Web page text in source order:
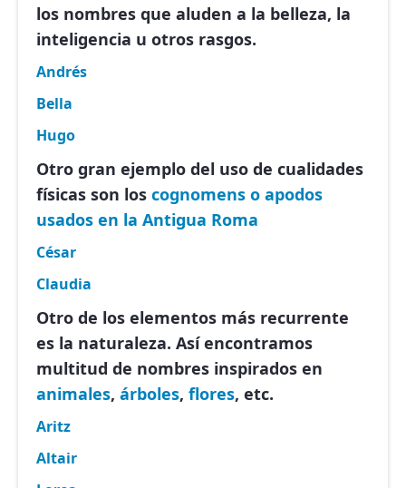
los nombres que aluden a la belleza, la
inteligencia u otros rasgos.
Andrés
Bella
Hugo
Otro gran ejemplo del uso de cualidades
físicas son los cognomens o apodos
usados en la Antigua Roma
César
Claudia
Otro de los elementos más recurrente
es la naturaleza. Así encontramos
multitud de nombres inspirados en
animales, árboles, flores, etc.
Aritz
Altair